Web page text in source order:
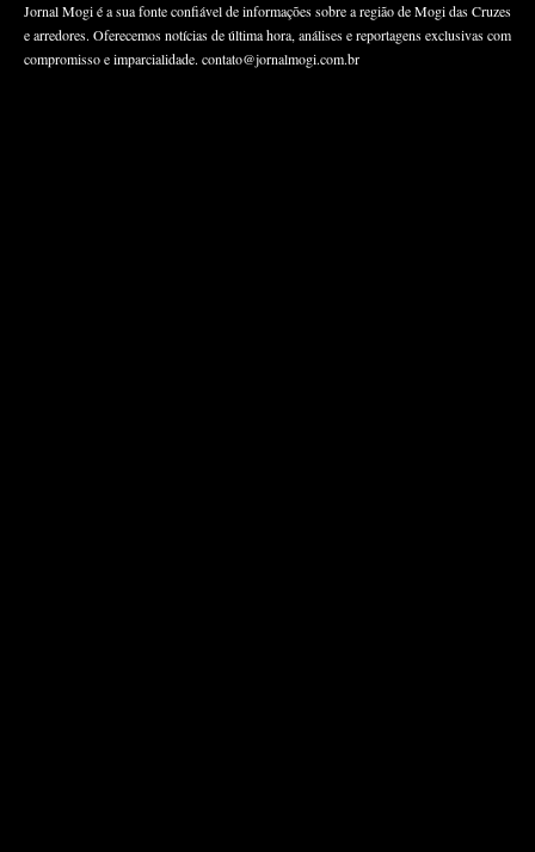
Jornal Mogi é a sua fonte confiável de informações sobre a região de Mogi das Cruzes
e arredores. Oferecemos notícias de última hora, análises e reportagens exclusivas com
compromisso e imparcialidade. contato@jornalmogi.com.br